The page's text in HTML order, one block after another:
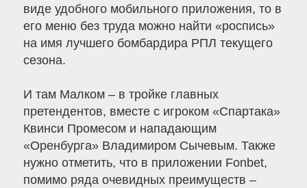
виде удобного мобильного приложения, то в
его меню без труда можно найти «роспись»
на имя лучшего бомбардира РПЛ текущего
сезона.
И там Малком – в тройке главных
претендентов, вместе с игроком «Спартака»
Квинси Промесом и нападающим
«Оренбурга» Владимиром Сычевым. Также
нужно отметить, что в приложении Fonbet,
помимо ряда очевидных преимуществ –